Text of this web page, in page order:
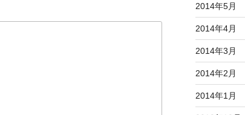
2014年5月
2014年4月
2014年3月
2014年2月
2014年1月